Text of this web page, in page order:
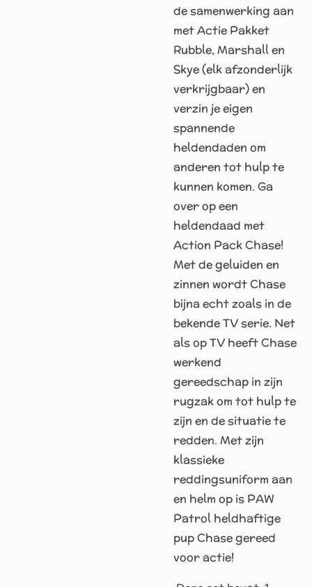
de samenwerking aan
met Actie Pakket
Rubble, Marshall en
Skye (elk afzonderlijk
verkrijgbaar) en
verzin je eigen
spannende
heldendaden om
anderen tot hulp te
kunnen komen. Ga
over op een
heldendaad met
Action Pack Chase!
Met de geluiden en
zinnen wordt Chase
bijna echt zoals in de
bekende TV serie. Net
als op TV heeft Chase
werkend
gereedschap in zijn
rugzak om tot hulp te
zijn en de situatie te
redden. Met zijn
klassieke
reddingsuniform aan
en helm op is PAW
Patrol heldhaftige
pup Chase gereed
voor actie!